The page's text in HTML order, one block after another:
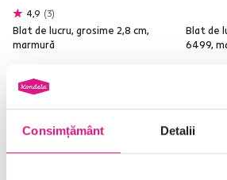
Consimțământ Detalii
4,9 3
Blat de lucru, grosime 2,8 cm,
marmură
309 lei
Blat de
6499,